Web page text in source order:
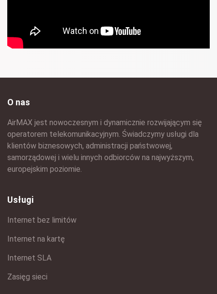
O nas
AirMAX jest nowoczesnym i dynamicznie rozwijającym się
operatorem telekomunikacyjnym. Świadczymy usługi dla
klientów biznesowych, administracji państwowej,
samorządowej i wielu innych odbiorców na najwyższym,
europejskim poziomie.
Usługi
Internet bez limitów
Internet na kartę
Internet SLA
Zasięg sieci